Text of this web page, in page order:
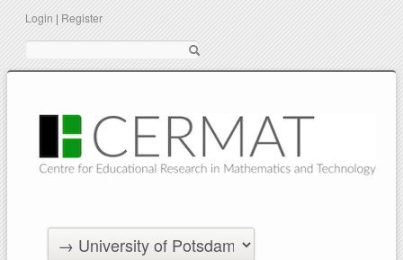
Login | Register